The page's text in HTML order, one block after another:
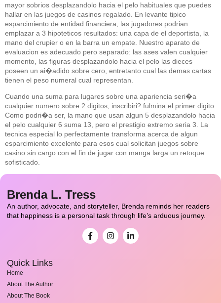
mayor sobrios desplazandolo hacia el pelo habituales que puedes
hallar en las juegos de casinos regalado. En levante tipico
esparcimiento de entidad financiera, las jugadores podrian
emplazar a 3 hipoteticos resultados: una capa de el deportista, la
mano del crupier o en la barra un empate. Nuestro aparato de
evaluacion es adecuado pero separado: las ases valen cualquier
momento, las figuras desplazandolo hacia el pelo las dieces
poseen un ai�adido sobre cero, entretanto cual las demas cartas
tienen el peso numeral cual representan.
Cuando una suma para lugares sobre una apariencia seri�a
cualquier numero sobre 2 digitos, inscribiri? fulmina el primer digito.
Como podri�a ser, la mano que usan algun 5 desplazandolo hacia
el pelo cualquier 6 suma 13, pero el prestigio extremo seria 3. La
tecnica especial lo perfectamente transforma acerca de algun
esparcimiento excelente para esos cual solicitan juegos sobre
casino sin cargo con el fin de jugar con manga larga un retoque
sofisticado.
Brenda L. Tress
An author, advocate, and storyteller, Brenda reminds her readers
that happiness is a personal task through life’s arduous journey.
Quick Links
Home
About The Author
About The Book